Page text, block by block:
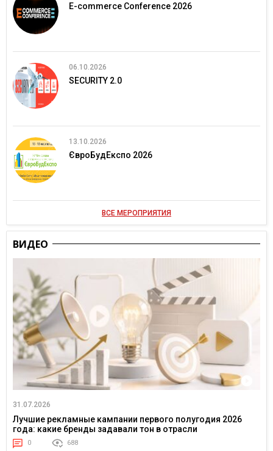
E-commerce Conference 2026
06.10.2026
SECURITY 2.0
13.10.2026
ЄвроБудЕкспо 2026
ВСЕ МЕРОПРИЯТИЯ
ВИДЕО
31.07.2026
Лучшие рекламные кампании первого полугодия 2026
года: какие бренды задавали тон в отрасли
0 688